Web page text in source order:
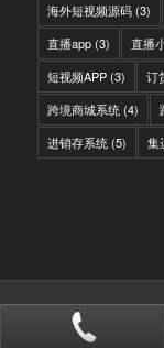
海外短视频源码(3)
直播app(3) 直播
短视频APP(3) 订
跨境商城系统(4)
进销存系统(5) 集
© Copyright - IITC网域
统，会员系统，分销系统